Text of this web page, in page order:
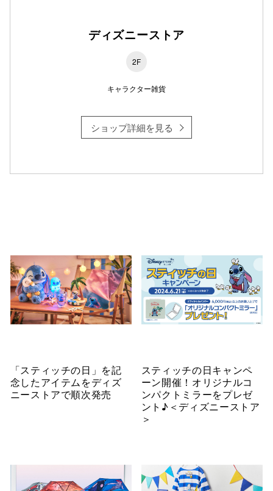
ディズニーストア
2F
キャラクター雑貨
ショップ詳細を見る
「スティッチの日」を記
念したアイテムをディズ
ニーストアで順次発売
スティッチの日キャンペ
ーン開催！オリジナルコ
ンパクトミラーをプレゼ
ント♪＜ディズニーストア
＞